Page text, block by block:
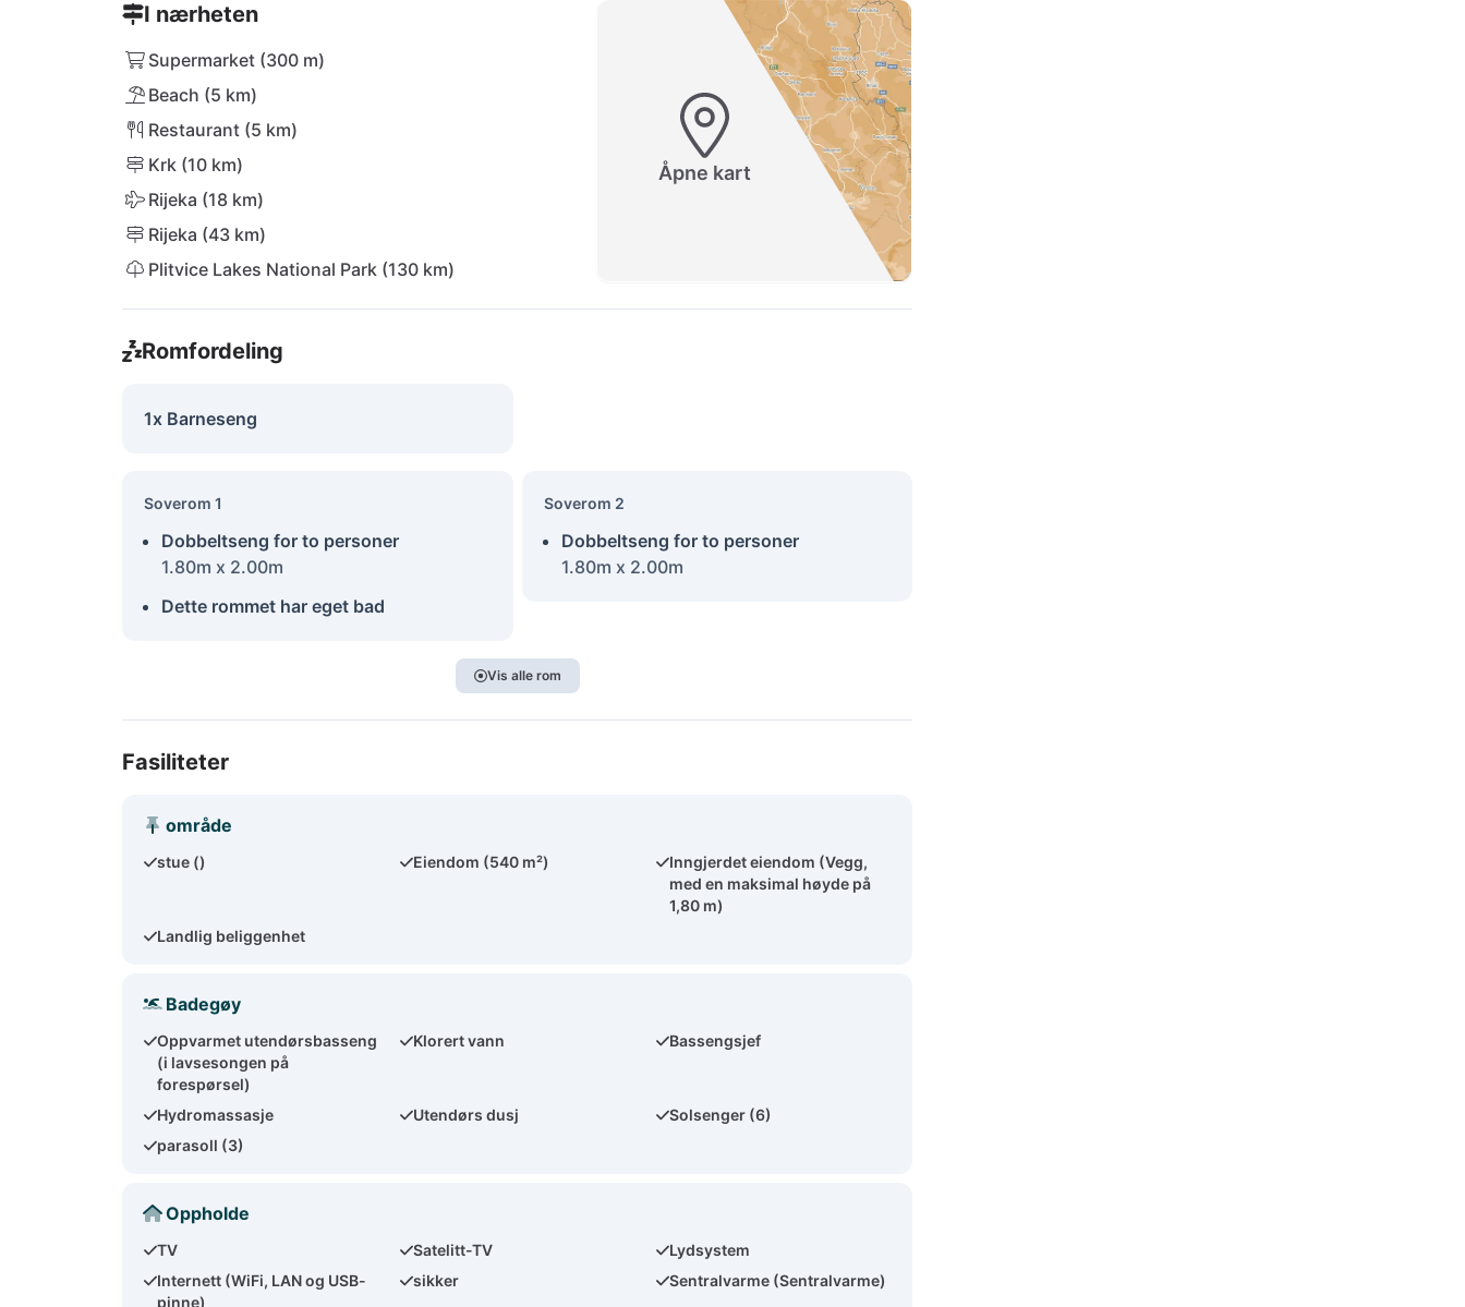
I nærheten
Supermarket (300 m)
Beach (5 km)
Restaurant (5 km)
Krk (10 km)
Rijeka (18 km)
Rijeka (43 km)
Plitvice Lakes National Park (130 km)
Åpne kart
Romfordeling
1x Barneseng
Soverom 1
Dobbeltseng for to personer
1.80m x 2.00m
Dette rommet har eget bad
Soverom 2
Dobbeltseng for to personer
1.80m x 2.00m
Vis alle rom
Fasiliteter
område
stue () Eiendom (540 m²)
Inngjerdet eiendom (Vegg,
med en maksimal høyde på
1,80 m)
Landlig beliggenhet
Badegøy
Oppvarmet utendørsbasseng
(i lavsesongen på
forespørsel)
Klorert vann Bassengsjef
Hydromassasje Utendørs dusj
Solsenger (6)
parasoll (3)
Oppholde
TV Satelitt-TV
Lydsystem
Internett (WiFi, LAN og USB-
pinne)
sikker Sentralvarme (Sentralvarme)